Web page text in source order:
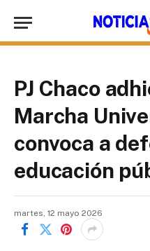
PJ Chaco
Marcha
convoca a
educación
martes, 12 mayo 2026